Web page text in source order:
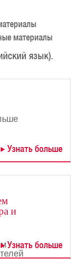
материалы
язык).
Узнать больше
и
Узнать больше